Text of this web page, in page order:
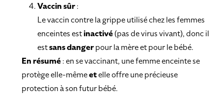
Vaccin sûr:
Le vaccin contre la grippe utilisé chez les femmes
enceintes estinactivé(pas de virus vivant), donc il
estsans dangerpour la mère et pour le bébé.
En résumé: en se vaccinant, une femme enceinte se
protège elle-mêmeetelle offre une précieuse
protection à son futur bébé.